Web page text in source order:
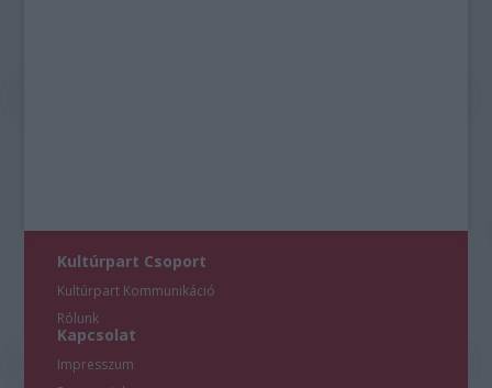
Kultúrpart Csoport
Kultúrpart Kommunikáció
Rólunk
Kapcsolat
Impresszum